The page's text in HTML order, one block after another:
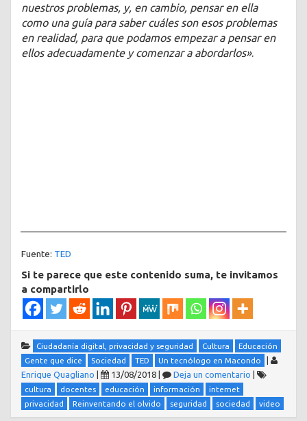
nuestros problemas, y, en cambio, pensar en ella
como una guía para saber cuáles son esos problemas
en realidad, para que podamos empezar a pensar en
ellos adecuadamente y comenzar a abordarlos».
Fuente: TED
Si te parece que este contenido suma, te invitamos
a compartirlo
Ciudadanía digital, privacidad y seguridad Cultura
Educación
Gente que dice
Sociedad TED Un tecnólogo en Macondo
Enrique Quagliano
13/08/2018 Deja un comentario
cultura docentes educación información
internet
privacidad
Reinventando el olvido seguridad sociedad video